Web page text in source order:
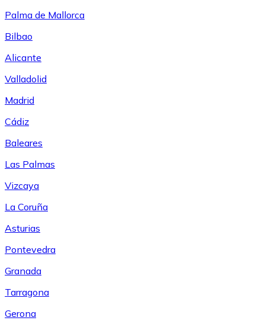
Palma de Mallorca
Bilbao
Alicante
Valladolid
Madrid
Cádiz
Baleares
Las Palmas
Vizcaya
La Coruña
Asturias
Pontevedra
Granada
Tarragona
Gerona